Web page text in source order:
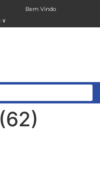
Bem Vindo
∨